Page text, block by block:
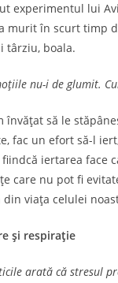
experimentul lui
murit în scurt timp
târziu, boala.
nu-i de glumit.
învăţat să le
fac un efort să-l
iertarea face
care nu pot fi
din viaţa ce­lulei
şi respiraţie
arată că stresul